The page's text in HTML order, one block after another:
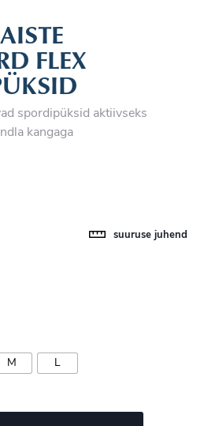
FLEX
spordipüksid aktiivseks
kangaga
M L
suuruse juhend